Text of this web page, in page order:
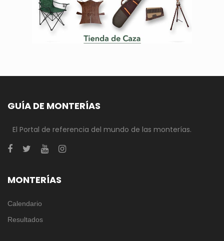
GUÍA DE MONTERÍAS
El Portal de referencia del mundo de las monterías.
MONTERÍAS
Calendario
Resultados